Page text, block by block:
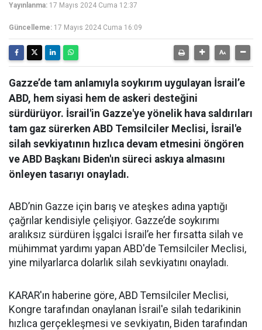
Yayınlanma: 17 Mayıs 2024 Cuma 12:37
Güncelleme: 17 Mayıs 2024 Cuma 16:09
Gazze’de tam anlamıyla soykırım uygulayan İsrail’e
ABD, hem siyasi hem de askeri desteğini
sürdürüyor. İsrail'in Gazze'ye yönelik hava saldırıları
tam gaz sürerken ABD Temsilciler Meclisi, İsrail'e
silah sevkiyatının hızlıca devam etmesini öngören
ve ABD Başkanı Biden'ın süreci askıya almasını
önleyen tasarıyı onayladı.
ABD’nin Gazze için barış ve ateşkes adına yaptığı
çağrılar kendisiyle çelişiyor. Gazze’de soykırımı
aralıksız sürdüren İşgalci İsrail’e her fırsatta silah ve
mühimmat yardımı yapan ABD'de Temsilciler Meclisi,
yine milyarlarca dolarlık silah sevkiyatını onayladı.
KARAR'ın haberine göre, ABD Temsilciler Meclisi,
Kongre tarafından onaylanan İsrail'e silah tedarikinin
hızlıca gerçekleşmesi ve sevkiyatın, Biden tarafından